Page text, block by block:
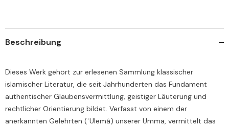
Beschreibung
Dieses Werk gehört zur erlesenen Sammlung klassischer
islamischer Literatur, die seit Jahrhunderten das Fundament
authentischer Glaubensvermittlung, geistiger Läuterung und
rechtlicher Orientierung bildet. Verfasst von einem der
anerkannten Gelehrten (ʿUlemâ) unserer Umma, vermittelt das